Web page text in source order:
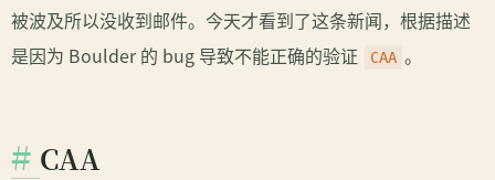
被波及所以没收到邮件。今天才看到了这条新闻，根据描述
是因为 Boulder 的 bug 导致不能正确的验证
CAA 。
CAA